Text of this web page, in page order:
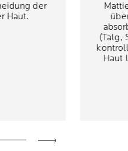
der
Haut.
(Talg,
Haut